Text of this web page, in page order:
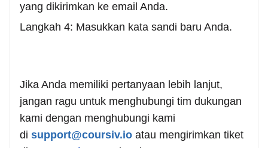
yang dikirimkan ke email Anda.
Langkah 4: Masukkan kata sandi baru Anda.
Jika Anda memiliki pertanyaan lebih lanjut,
jangan ragu untuk menghubungi tim dukungan
kami dengan menghubungi kami
di support@coursiv.io atau mengirimkan tiket